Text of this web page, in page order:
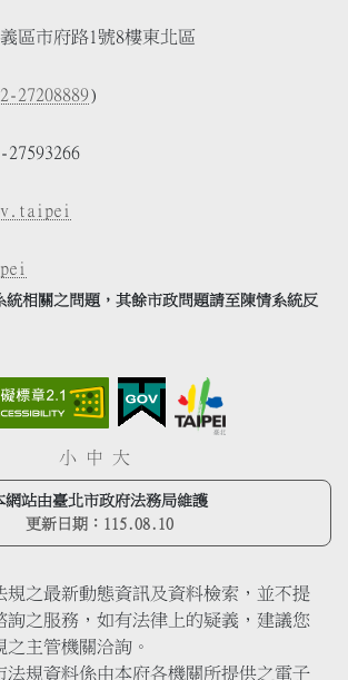
區市府路1號8樓東北區
27208889)
27593266
統相關之問題，其餘市政問題請至陳情系統反
小 中 大
網站由臺北市政府法務局維護
更新日期： 115.08.10
規之最新動態資訊及資料檢索，並不提
詢之服務，如有法律上的疑義，建議您
主管機關洽詢。
法規資料係由本府各機關所提供之電子